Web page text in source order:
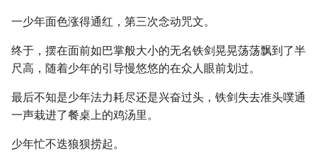
一少年面色涨得通红，第三次念动咒文。
终于，摆在面前如巴掌般大小的无名铁剑晃晃荡荡飘到了半
尺高，随着少年的引导慢悠悠的在众人眼前划过。
最后不知是少年法力耗尽还是兴奋过头，铁剑失去准头噗通
一声栽进了餐桌上的鸡汤里。
少年忙不迭狼狈捞起。